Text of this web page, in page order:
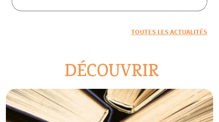
TOUTES LES ACTUALITÉS
DÉCOUVRIR